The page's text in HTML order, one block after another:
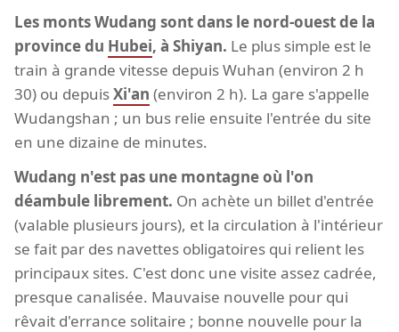
Les monts Wudang sont dans le nord-ouest de la
province du Hubei, à Shiyan. Le plus simple est le
train à grande vitesse depuis Wuhan (environ 2 h
30) ou depuisXi'an (environ 2 h). La gare s'appelle
Wudangshan ; un bus relie ensuite l'entrée du site
en une dizaine de minutes.
Wudang n'est pas une montagne où l'on
déambule librement. On achète un billet d'entrée
(valable plusieurs jours), et la circulation à l'intérieur
se fait par des navettes obligatoires qui relient les
principaux sites. C'est donc une visite assez cadrée,
presque canalisée. Mauvaise nouvelle pour qui
rêvait d'errance solitaire ; bonne nouvelle pour la